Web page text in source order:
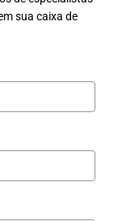
sua caixa de